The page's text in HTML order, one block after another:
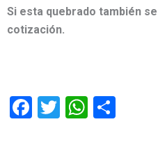
Si esta quebrado también
cotización.
Facebook
Twitter